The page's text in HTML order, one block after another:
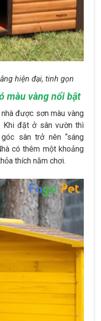
hiện đại, tinh gọn
màu vàng nổi bật
được sơn màu vàng
Khi đặt ở sân vườn thì
sân trở nên “sáng
có thêm một khoảng
thích nằm chơi.